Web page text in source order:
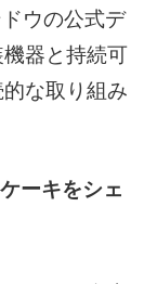
ドウの公式デ
器と持続可
な取り組み
ーキをシェ